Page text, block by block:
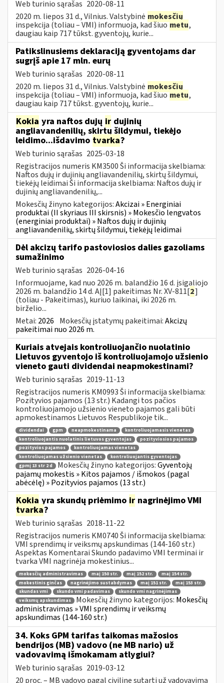
Web turinio sąrašas 2020-08-11
2020 m. liepos 31 d., Vilnius. Valstybinė mokesčių
inspekcija (toliau – VMI) informuoja, kad šiuometu,
daugiau kaip 717 tūkst. gyventojų, kurie...
Patikslinusiems deklaraciją gyventojams dar
sugrįš apie 17 mln. eurų
Web turinio sąrašas 2020-08-11
2020 m. liepos 31 d., Vilnius. Valstybinė mokesčių
inspekcija (toliau – VMI) informuoja, kad šiuometu,
daugiau kaip 717 tūkst. gyventojų, kurie...
Kokia yra naftos dujų ir dujinių
angliavandenilių, skirtų šildymui, tiekėjo
leidimo...išdavimo tvarka?
Web turinio sąrašas 2025-03-18
Registracijos numeris KM3500 Ši informacija skelbiama:
Naftos dujų ir dujinių angliavandenilių, skirtų šildymui,
tiekėjų leidimai Ši informacija skelbiama: Naftos dujų ir
dujinių angliavandenilių,...
Mokesčių žinyno kategorijos:Akcizai » Energiniai
produktai (II skyriaus III skirsnis) » Mokesčio lengvatos
(energiniai produktai) » Naftos dujų ir dujinių
angliavandenilių, skirtų šildymui, tiekėjų leidimai
Dėl akcizų tarifo pastoviosios dalies gazoliams
sumažinimo
Web turinio sąrašas 2026-04-16
Informuojame, kad nuo 2026 m. balandžio 16 d. įsigaliojo
2026 m. balandžio 14 d. AĮ[1] pakeitimas Nr. XV-811[2]
(toliau - Pakeitimas), kuriuo laikinai, iki 2026 m.
birželio...
Metai: 2026 Mokesčių įstatymų pakeitimai:Akcizų
pakeitimai nuo 2026 m.
Kuriais atvejais kontroliuojančio nuolatinio
Lietuvos gyventojo iš kontroliuojamojo užsienio
vieneto gauti dividendai neapmokestinami?
Web turinio sąrašas 2019-11-13
Registracijos numeris KM0993 Ši informacija skelbiama:
Pozityvios pajamos (13 str.) Kadangi tos pačios
kontroliuojamojo užsienio vieneto pajamos gali būti
apmokestinamos Lietuvos Respublikoje tik...
dividendai gpm neapmokestinama
kontroliuojamasis vienetas
kontroliuojantis nuolatinis lietuvos gyventojas
pozityviosios pajamos
pozityvios pajamos
kontroliuojamas vienetas
kontroliuojamas užsienio vienetas
kontroliuojantis gyventojas
gpmį 13 str 2 d
Mokesčių žinyno kategorijos:Gyventojų
pajamų mokestis » Kitos pajamos / išmokos (pagal
abėcėlę) » Pozityvios pajamos (13 str.)
Kokia yra skundų priėmimo ir nagrinėjimo VMI
tvarka?
Web turinio sąrašas 2018-11-22
Registracijos numeris KM0740 Ši informacija skelbiama:
VMI sprendimų ir veiksmų apskundimas (144-160 str.)
Aspektas Komentarai Skundo padavimo VMI terminai ir
tvarka VMI nagrinėja mokestinius...
mokesčių administravimas maį 150 str. maį 152 str.
maį 154 str.
mokestinis ginčas
nagrinėjimo sustabdymas maį 151 str.
maį 153 str.
skundas vmi
skundo vmi padavimas
skundo vmi nagrinėjimas
veiksmų apskundimas
Mokesčių žinyno kategorijos: Mokesčių
administravimas » VMI sprendimų ir veiksmų
apskundimas (144-160 str.)
34. Koks GPM tarifas taikomas mažosios
bendrijos (MB) vadovo (ne MB nario) už
vadovavimą išmokamam atlygiui?
Web turinio sąrašas 2019-03-12
20 proc. – MB vadovo pagal civilinę sutartį už vadovavimą